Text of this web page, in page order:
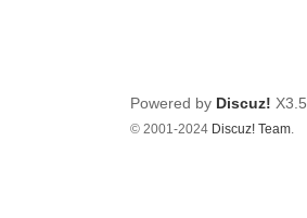
Powered by Discuz! X3.5
© 2001-2024 Discuz! Team.